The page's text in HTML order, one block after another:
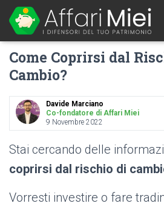
Come Coprirsi dal
Cambio?
Davide Marciano
Co-fondatore di Affari Miei
9 Novembre 2022
Stai cercando delle
coprirsi dal rischio di
Vorresti investire o fare